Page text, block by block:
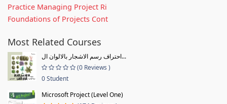
Practice Managing Project Ri
Foundations of Projects Cont
Most Related Courses
احتراف رسم الاشجار بالالوان ال...
(0 Reviews )
0 Student
Microsoft Project (Level One)